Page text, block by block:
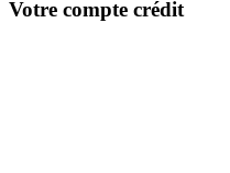
Votre compte crédit